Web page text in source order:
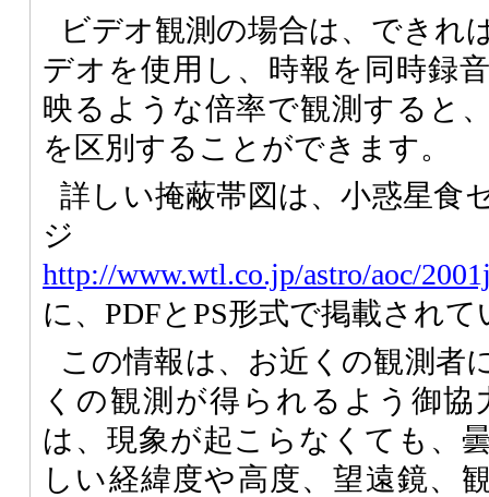
ビデオ観測の場合は、できれ
デオを使用し、時報を同時録
映るような倍率で観測すると
を区別することができます。
詳しい掩蔽帯図は、小惑星食
ジ
http://www.wtl.co.jp/astro/aoc/
に、PDFとPS形式で掲載され
この情報は、お近くの観測者
くの観測が得られるよう御
は、現象が起こらなくても、
しい経緯度や高度、望遠鏡、